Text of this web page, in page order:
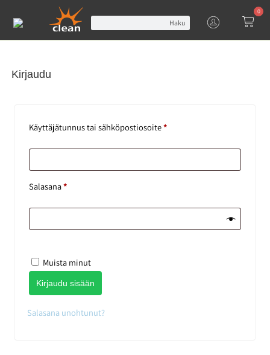
Haku
0
Kirjaudu
Käyttäjätunnus tai sähköpostiosoite*
Salasana*
Muista minut
Kirjaudu sisään
Salasana unohtunut?